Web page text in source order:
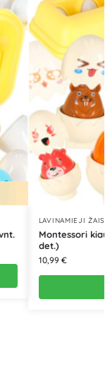
LAVINAMIEJI
Montessori
det.)
10,99 €